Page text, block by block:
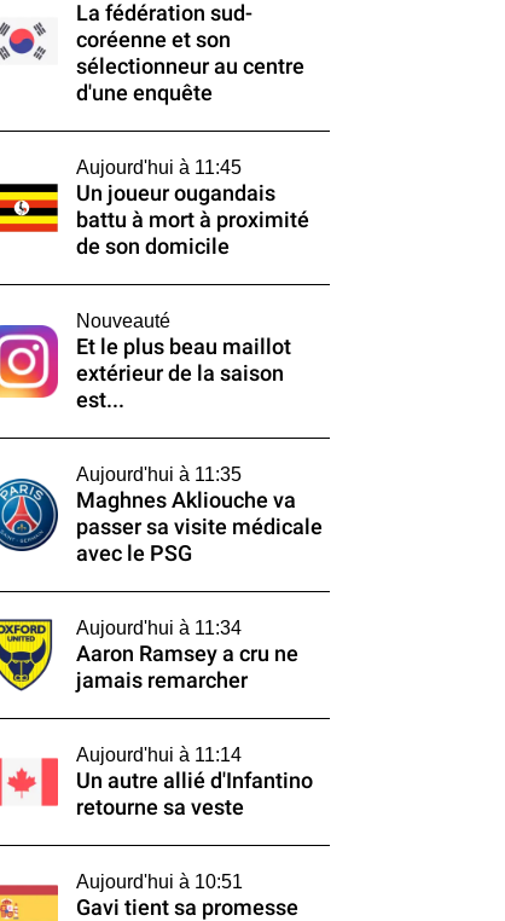
La fédération sud-
coréenne et son
sélectionneur au centre
d'une enquête
Aujourd'hui à 11:45
Un joueur ougandais
battu à mort à proximité
de son domicile
Nouveauté
Et le plus beau maillot
extérieur de la saison
est...
Aujourd'hui à 11:35
Maghnes Akliouche va
passer sa visite médicale
avec le PSG
Aujourd'hui à 11:34
Aaron Ramsey a cru ne
jamais remarcher
Aujourd'hui à 11:14
Un autre allié d'Infantino
retourne sa veste
Aujourd'hui à 10:51
Gavi tient sa promesse